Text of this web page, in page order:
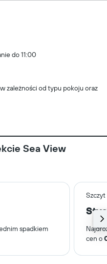
do 11:00
zależności od typu pokoju oraz
Sea View
spadkiem
cen o